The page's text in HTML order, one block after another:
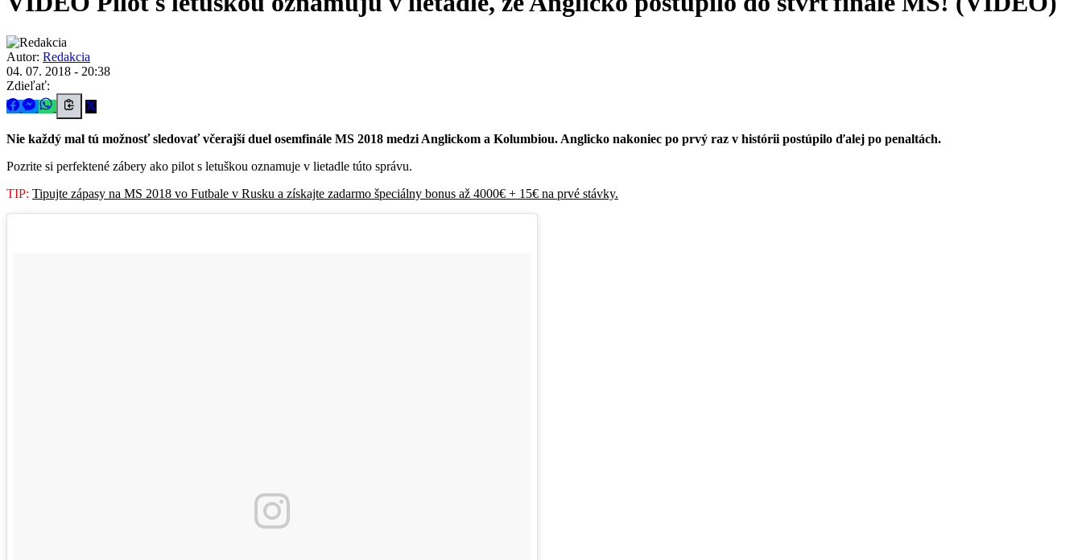
Autor: Redakcia
04. 07. 2018 - 20:38
Zdieľať:
Nie každý mal tú možnosť sledovať včerajší duel osemfinále MS 2018 medzi Anglickom a Kolumbiou. Anglicko nakoniec po prvý raz v histórii postúpilo ďalej po penaltách.
Pozrite si perfektené zábery ako pilot s letuškou oznamuje v lietadle túto správu.
TIP: Tipujte zápasy na MS 2018 vo Futbale v Rusku a získajte zadarmo špeciálny bonus až 4000€ + 15€ na prvé stávky.